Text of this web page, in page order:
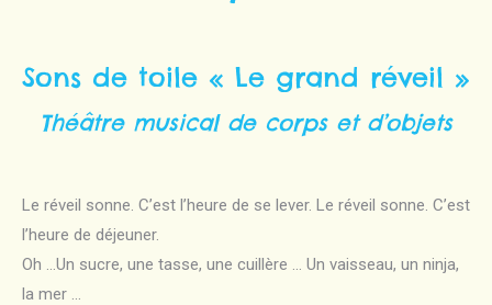
Sons de toile « Le grand réveil »
Théâtre musical de corps et d’objets
Le réveil sonne. C’est l’heure de se lever. Le réveil sonne. C’est
l’heure de déjeuner.
Oh …Un sucre, une tasse, une cuillère … Un vaisseau, un ninja,
la mer …